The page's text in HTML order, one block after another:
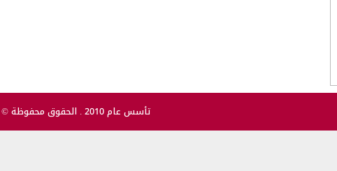
تأسس عام 2010 . الحقوق محفوظة © 2026